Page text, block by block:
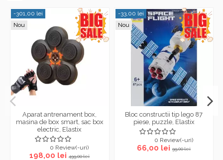
-301,00 lei
Nou
Aparat antrenament box,
masina de box smart, sac box
electric, Elastix
0 Review(-uri)
198,00 lei499,00 lei
-33,00 lei
Nou
Bloc constructii tip lego 87
piese, puzzle, Elastix
0 Review(-uri)
66,00 lei99,00 lei